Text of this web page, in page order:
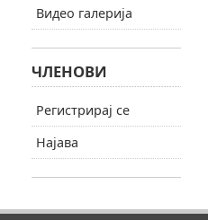
Видео галерија
ЧЛЕНОВИ
Регистрирај се
Најава